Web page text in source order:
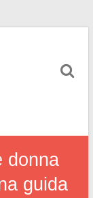
donna
guida